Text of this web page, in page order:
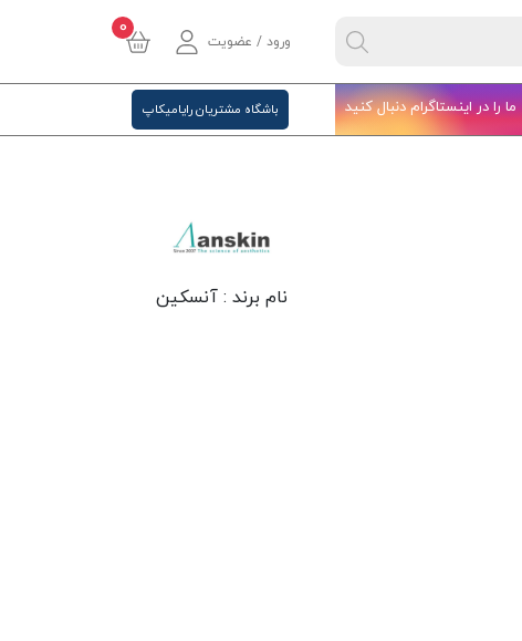
ورود / عضویت
0
ما را در اینستاگرام دنبال کنید باشگاه مشتریان رایامیکاپ
نام برند :آنسکین